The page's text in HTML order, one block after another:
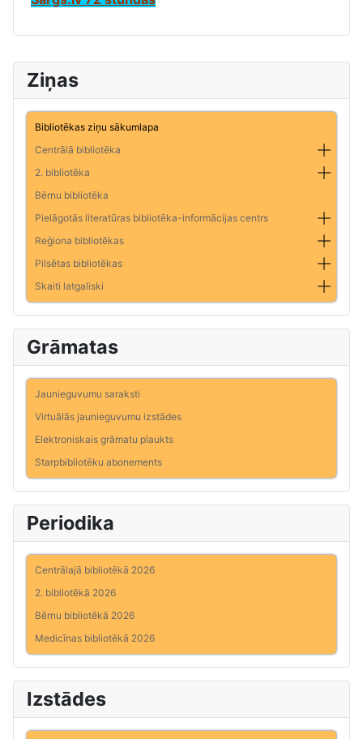
Ziņas
Bibliotēkas ziņu sākumlapa
Centrālā bibliotēka
2. bibliotēka
Bērnu bibliotēka
Pielāgotās literatūras bibliotēka-informācijas centrs
Reģiona bibliotēkas
Pilsētas bibliotēkas
Skaiti latgaliski
Grāmatas
Jaunieguvumu saraksti
Virtuālās jaunieguvumu izstādes
Elektroniskais grāmatu plaukts
Starpbibliotēku abonements
Periodika
Centrālajā bibliotēkā 2026
2. bibliotēkā 2026
Bērnu bibliotēkā 2026
Medicīnas bibliotēkā 2026
Izstādes